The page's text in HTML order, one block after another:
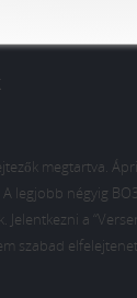
megtartva.
legjobb négyig
a
szabad